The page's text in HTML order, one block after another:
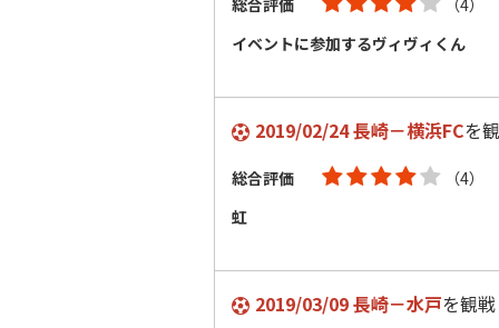
総合評価
（4）
イベントに参加するヴィヴィくん
2019/02/24 長崎－横浜FCを
総合評価
（4）
虹
2019/03/09 長崎－水戸を観戦